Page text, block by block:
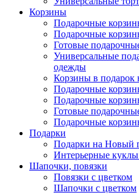
Корзины
Подарочные
Подарочные
Готовые
Универсальные
одежды
Корзины в подарок
Подарочные
Подарочные
Готовые
Подарочные
Подарки
Подарки на Новый
Интерьерные
Шапочки, повязки
Повязки с цветком
Шапочки с цветком